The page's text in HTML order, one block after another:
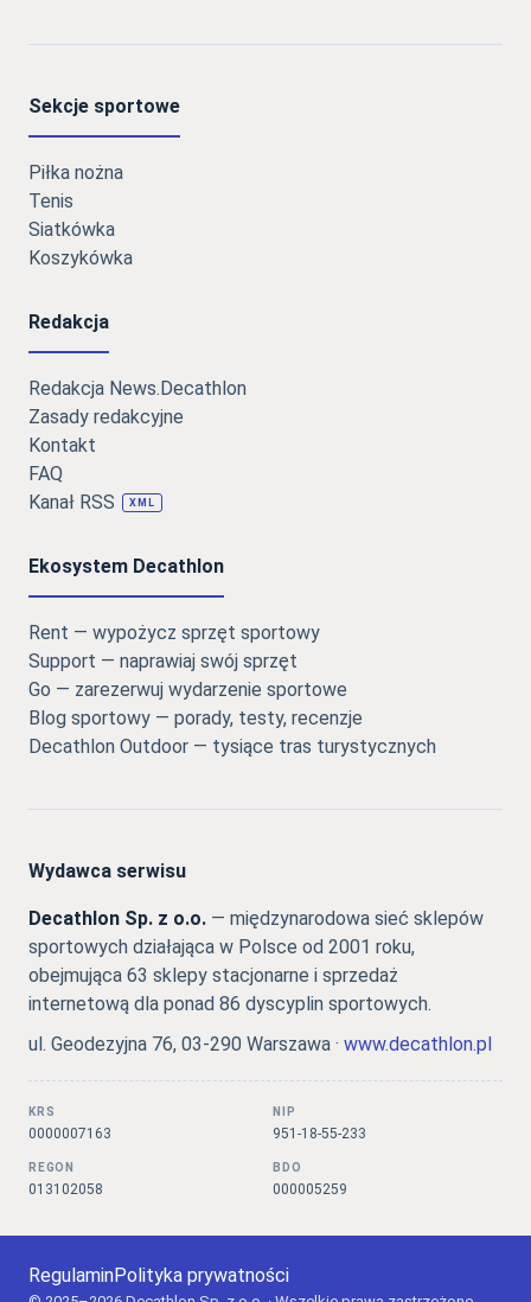
Sekcje sportowe
Piłka nożna
Tenis
Siatkówka
Koszykówka
Redakcja
Redakcja News.Decathlon
Zasady redakcyjne
Kontakt
FAQ
Kanał RSS
XML
Ekosystem Decathlon
Rent — wypożycz sprzęt sportowy
Support — naprawiaj swój sprzęt
Go — zarezerwuj wydarzenie sportowe
Blog sportowy — porady, testy, recenzje
Decathlon Outdoor — tysiące tras turystycznych
Wydawca serwisu
Decathlon Sp. z o.o. — międzynarodowa sieć sklepów
sportowych działająca w Polsce od 2001 roku,
obejmująca 63 sklepy stacjonarne i sprzedaż
internetową dla ponad 86 dyscyplin sportowych.
ul. Geodezyjna 76, 03-290 Warszawa · www.decathlon.pl
KRS
0000007163
NIP
951-18-55-233
REGON
013102058
BDO
000005259
RegulaminPolityka prywatności